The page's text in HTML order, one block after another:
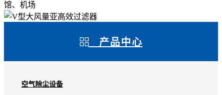
馆、机场
产品中心
空气除尘设备